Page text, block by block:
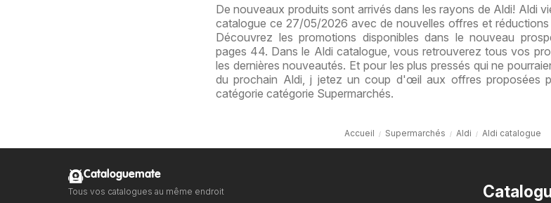
De nouveaux produits sont arrivés dans les rayons de Aldi! Aldi
catalogue ce 27/05/2026 avec de nouvelles offres et réductions
Découvrez les promotions disponibles dans le nouveau
pages 44. Dans le Aldi catalogue, vous retrouverez tous vos
les dernières nouveautés. Et pour les plus pressés qui ne
du prochain Aldi, j jetez un coup d'œil aux offres proposées
catégorie catégorie Supermarchés.
Accueil Supermarchés Aldi Aldi catalogue
Cataloguemate
Tous vos catalogues au même endroit